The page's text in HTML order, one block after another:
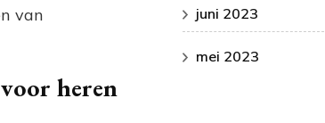
van
heren
juni 2023
mei 2023